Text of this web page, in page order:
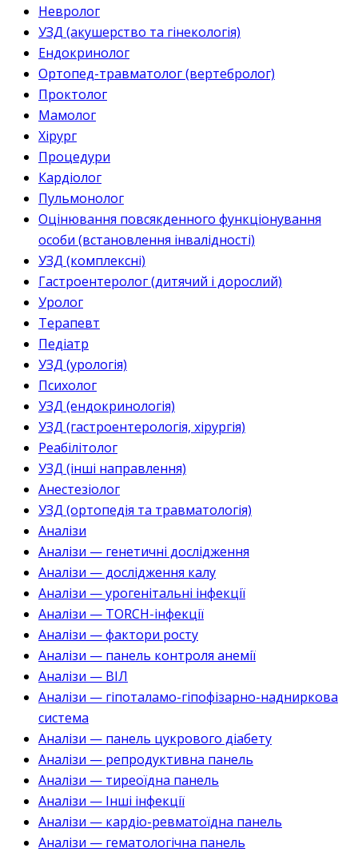
Невролог
УЗД (акушерство та гінекологія)
Ендокринолог
Ортопед-травматолог (вертебролог)
Проктолог
Мамолог
Хірург
Процедури
Кардіолог
Пульмонолог
Оцінювання повсякденного функціонування
особи (встановлення інвалідності)
УЗД (комплексні)
Гастроентеролог (дитячий і дорослий)
Уролог
Терапевт
Педіатр
УЗД (урологія)
Психолог
УЗД (ендокринологія)
УЗД (гастроентерологія, хірургія)
Реабілітолог
УЗД (інші направлення)
Анестезіолог
УЗД (ортопедія та травматологія)
Аналізи
Аналізи — генетичні дослідження
Аналізи — дослідження калу
Аналізи — урогенітальні інфекції
Аналізи — TORCH-інфекції
Аналізи — фактори росту
Аналізи — панель контроля анемії
Аналізи — ВІЛ
Аналізи — гіпоталамо-гіпофізарно-надниркова
система
Аналізи — панель цукрового діабету
Аналізи — репродуктивна панель
Аналізи — тиреоїдна панель
Аналізи — Інші інфекції
Аналізи — кардіо-ревматоїдна панель
Аналізи — гематологічна панель